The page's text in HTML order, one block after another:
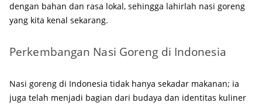
dengan bahan dan rasa lokal, sehingga lahirlah nasi goreng
yang kita kenal sekarang.
Perkembangan Nasi Goreng di Indonesia
Nasi goreng di Indonesia tidak hanya sekadar makanan; ia
juga telah menjadi bagian dari budaya dan identitas kuliner